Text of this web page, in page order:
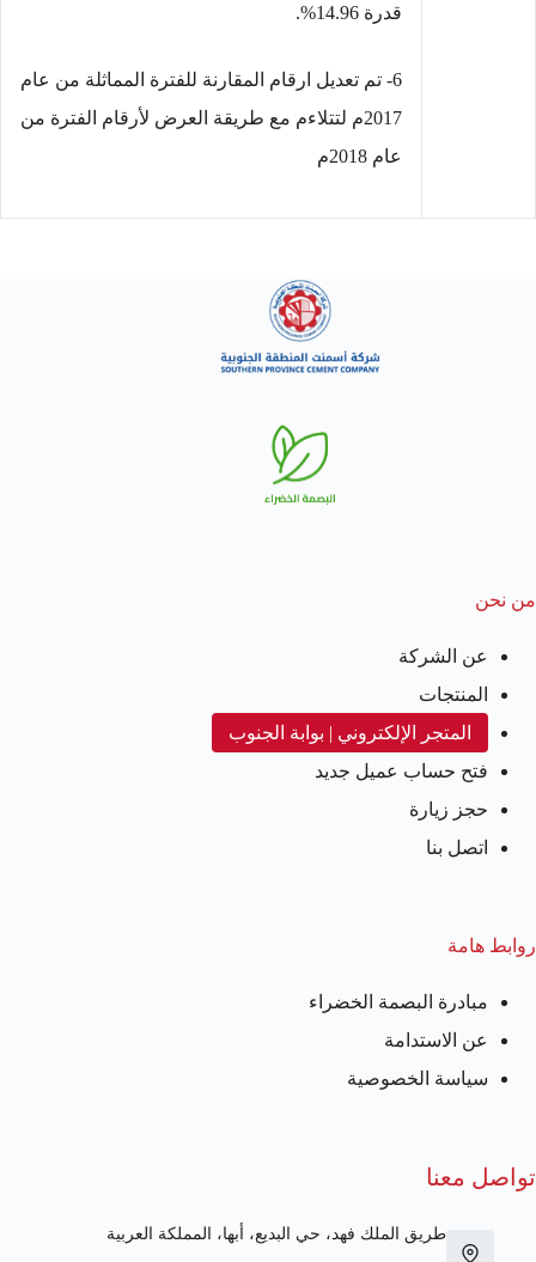
قدرة 14.96%.
6- تم تعديل ارقام المقارنة للفترة المماثلة من عام
2017م لتتلاءم مع طريقة العرض لأرقام الفترة من
عام 2018م
من نحن
عن الشركة
المنتجات
المتجر الإلكتروني | بوابة الجنوب
فتح حساب عميل جديد
حجز زيارة
اتصل بنا
روابط هامة
مبادرة البصمة الخضراء
عن الاستدامة
سياسة الخصوصية
تواصل معنا
طريق الملك فهد، حي البديع، أبها، المملكة العربية